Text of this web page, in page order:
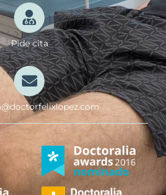
Pide cita